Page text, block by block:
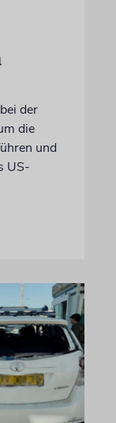
der
die
und
US-